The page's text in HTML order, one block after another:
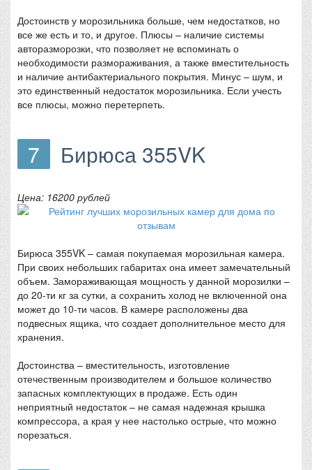
Достоинств у морозильника больше, чем недостатков, но
все же есть и то, и другое. Плюсы – наличие системы
авторазморозки, что позволяет не вспоминать о
необходимости размораживания, а также вместительность
и наличие антибактериального покрытия. Минус – шум, и
это единственный недостаток морозильника. Если учесть
все плюсы, можно перетерпеть.
7 Бирюса 355VK
Цена: 16200 рублей
Бирюса 355VK – самая покупаемая морозильная камера.
При своих небольших габаритах она имеет замечательный
объем. Замораживающая мощность у данной морозилки –
до 20-ти кг за сутки, а сохранить холод не включенной она
может до 10-ти часов. В камере расположены два
подвесных ящика, что создает дополнительное место для
хранения.
Достоинства – вместительность, изготовление
отечественным производителем и большое количество
запасных комплектующих в продаже. Есть один
неприятный недостаток – не самая надежная крышка
компрессора, а края у нее настолько острые, что можно
порезаться.